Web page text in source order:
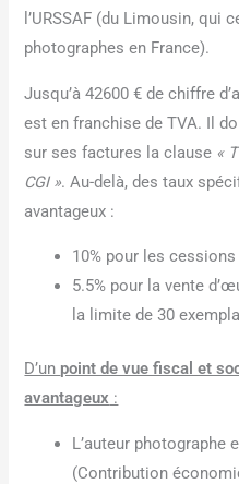
l’URSSAF (du Limousin, qui
photographes en France).
Jusqu’à 42600 € de chiffre
est en franchise de TVA. Il
sur ses factures la clause «
CGI ». Au-delà, des taux
avantageux :
10% pour les
5.5% pour la vente
la limite de 30
D’un point de vue fiscal et
avantageux :
L’auteur photographe
(Contribution